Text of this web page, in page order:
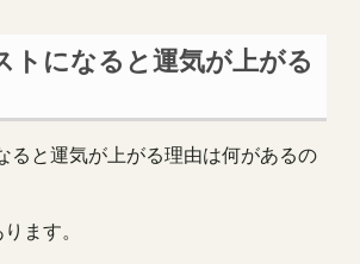
トになると運気が上がる
ると運気が上がる理由は何があるの
ます。